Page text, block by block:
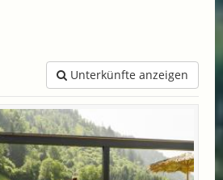
Unterkünfte anzeigen